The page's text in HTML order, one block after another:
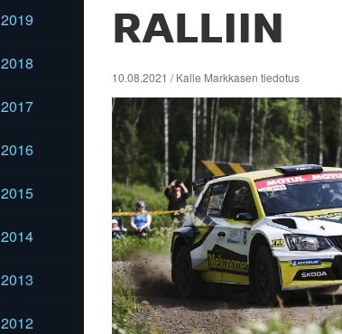
2019
2018
2017
2016
2015
2014
2013
2012
RALLIIN
10.08.2021 / Kalle Markkasen tiedotus